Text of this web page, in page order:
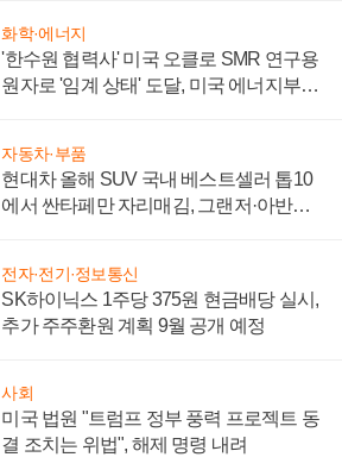
화학·에너지
'한수원 협력사' 미국 오클로 SMR 연구용
원자로 '임계 상태' 도달, 미국 에너지부
자동차·부품
현대차 올해 SUV 국내 베스트셀러 톱10
에서 싼타페만 자리매김, 그랜저·아반떼
전자·전기·정보통신
SK하이닉스 1주당 375원 현금배당 실시,
추가 주주환원 계획 9월 공개 예정
사회
미국 법원 "트럼프 정부 풍력 프로젝트 동
결 조치는 위법", 해제 명령 내려